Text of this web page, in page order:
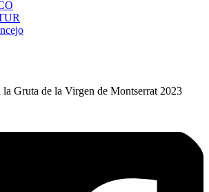
la Gruta de la Virgen de Montserrat 2023